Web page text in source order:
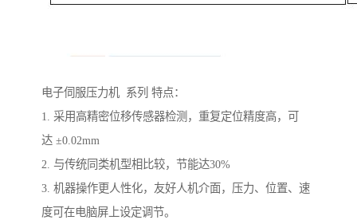
电子伺服压力机 系列 特点：
1. 采用高精密位移传感器检测，重复定位精度高，可
达 ±0.02mm
2. 与传统同类机型相比较，节能达30%
3. 机器操作更人性化，友好人机介面，压力、位置、速
度可在电脑屏上设定调节。